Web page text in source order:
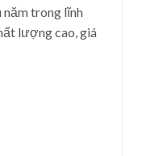
năm trong lĩnh
lượng cao, giá